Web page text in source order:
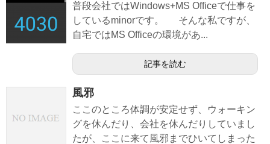
普段会社ではWindows+MS Officeで仕事を
しているminorです。 そんな私ですが、
自宅ではMS Officeの環境があ...
記事を読む
風邪
ここのところ体調が安定せず、ウォーキン
グを休んだり、会社を休んだりしていまし
たが、ここに来て風邪までひいてしまった